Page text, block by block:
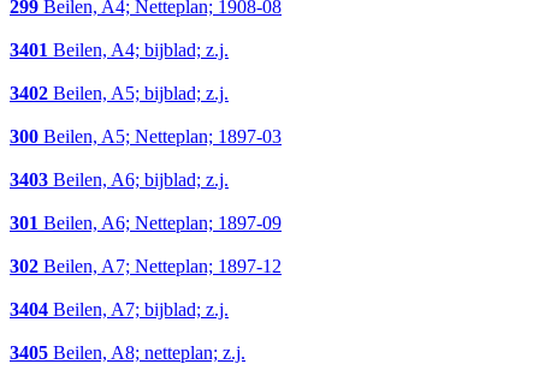
299 Beilen, A4; Netteplan; 1908-08
3401 Beilen, A4; bijblad; z.j.
3402 Beilen, A5; bijblad; z.j.
300 Beilen, A5; Netteplan; 1897-03
3403 Beilen, A6; bijblad; z.j.
301 Beilen, A6; Netteplan; 1897-09
302 Beilen, A7; Netteplan; 1897-12
3404 Beilen, A7; bijblad; z.j.
3405 Beilen, A8; netteplan; z.j.